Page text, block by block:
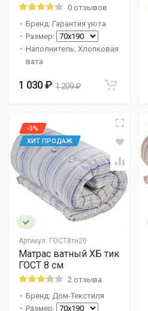
0 отзывов
Бренд: Гарантия уюта
Размер:
Наполнитель: Хлопковая
вата
1 030 ₽ 1 209 ₽
Артикул: ГОСТ8ти20
-3%
ХИТ ПРОДАЖ
Матрас ватный ХБ тик
ГОСТ 8 см
2 отзыва
Бренд: Дом-Текстиля
Размер: